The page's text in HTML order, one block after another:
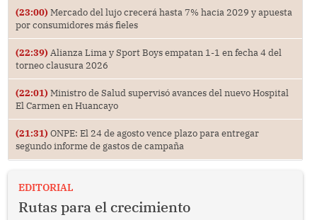
(23:00) Mercado del lujo crecerá hasta 7% hacia 2029 y apuesta
por consumidores más fieles
(22:39) Alianza Lima y Sport Boys empatan 1-1 en fecha 4 del
torneo clausura 2026
(22:01) Ministro de Salud supervisó avances del nuevo Hospital
El Carmen en Huancayo
(21:31) ONPE: El 24 de agosto vence plazo para entregar
segundo informe de gastos de campaña
EDITORIAL
Rutas para el crecimiento